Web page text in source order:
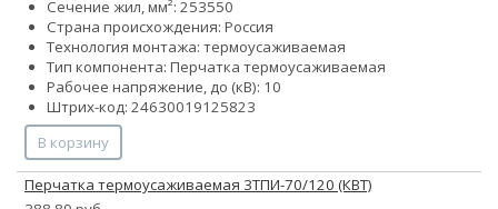
Сечение жил, мм²: 253550
Страна происхождения: Россия
Технология монтажа: термоусаживаемая
Тип компонента: Перчатка термоусаживаемая
Рабочее напряжение, до (кВ): 10
Штрих-код: 24630019125823
В корзину
Перчатка термоусаживаемая 3ТПИ-70/120 (КВТ)